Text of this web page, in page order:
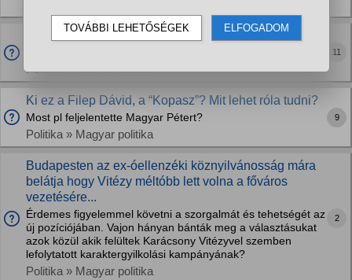
Mi lesz ebből, hogy Filep Dávid feljelentette Magyar
Politika » Magyar politika
11
Ki ez a Filep Dávid, a “Kopasz”? Mit lehet róla tudni?
Most pl feljelentette Magyar Pétert?
Politika » Magyar politika
9
Budapesten az ex-óellenzéki köznyilvánosság mára
belátja hogy Vitézy méltóbb lett volna a főváros
vezetésére...
Érdemes figyelemmel követni a szorgalmát és tehetségét az
új pozíciójában. Vajon hányan bánták meg a választásukat
azok közül akik felültek Karácsony Vitézyvel szemben
lefolytatott karaktergyilkolási kampányának?
Politika » Magyar politika
2